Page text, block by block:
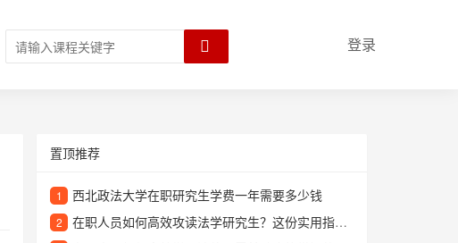
登录
置顶推荐
1 西北政法大学在职研究生学费一年需要多少钱
2 在职人员如何高效攻读法学研究生？这份实用指南请收好